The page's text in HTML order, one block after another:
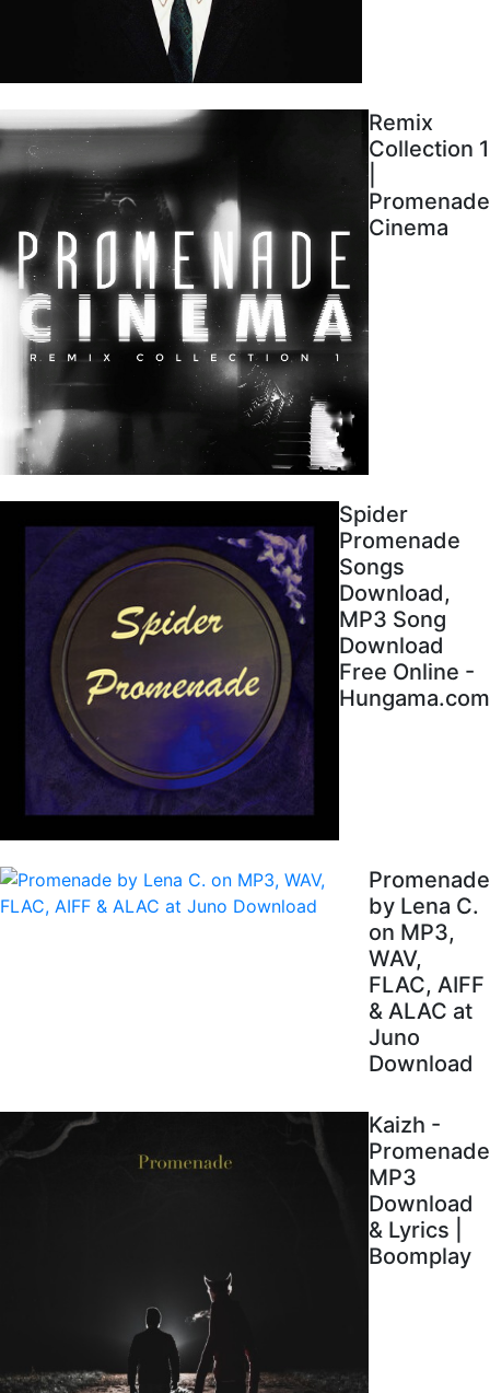
Remix
Collection 1
Promenade
Cinema
Spider
Promenade
Songs
Download,
MP3 Song
Download
Free Online -
Hungama.com
Promenade
by Lena C.
on MP3,
WAV,
FLAC, AIFF
& ALAC at
Juno
Download
Kaizh -
Promenade
MP3
Download
& Lyrics |
Boomplay